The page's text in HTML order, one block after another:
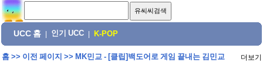
UCC 홈 인기 UCC K-POP
홈>> 이전 페이지 >> MK민교 - [클립]백도어로 게임 끝내는 김민교 더보기